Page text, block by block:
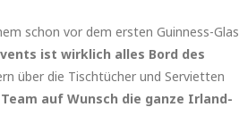
schon vor dem ersten Guinness-Glas
ist wirklich alles Bord des
über die Tischtücher und Servietten
auf Wunsch die ganze Irland-